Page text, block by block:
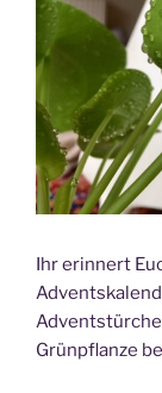
Ihr erinnert
Grünpflanze